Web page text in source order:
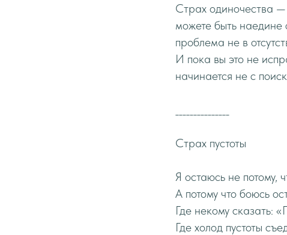
Страх одиночества
можете быть наедине
проблема не в
И пока вы это не
начинается не с
Страх пустоты
Я остаюсь не потому,
А потому что боюсь
Где некому сказать:
Где холод пустоты